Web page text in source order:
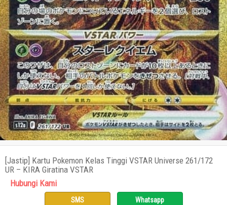
[Jastip] Kartu Pokemon Kelas Tinggi VSTAR Universe 261/172
UR – KIRA Giratina VSTAR
Hubungi Kami
SMS Whatsapp